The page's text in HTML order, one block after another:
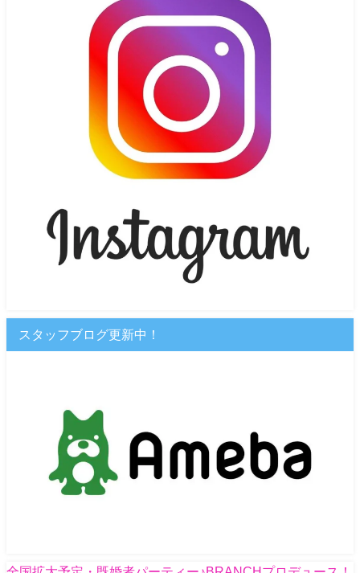
スタッフブログ更新中！